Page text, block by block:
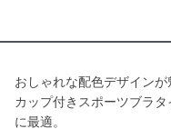
おしゃれな配色デザインが
カップ付きスポーツブラ
に最適。